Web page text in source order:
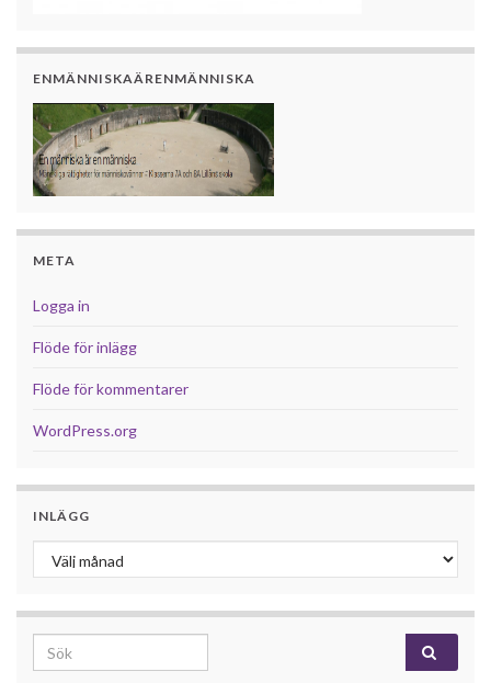
ENMÄNNISKAÄRENMÄNNISKA
META
Logga in
Flöde för inlägg
Flöde för kommentarer
WordPress.org
INLÄGG
Inlägg
Search for: